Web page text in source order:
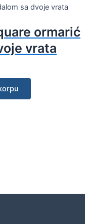
sa dvoje vrata
ormarić
vrata